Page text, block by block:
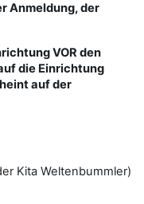
Anmeldung, der
VOR den
die Einrichtung
auf der
Kita Weltenbummler)